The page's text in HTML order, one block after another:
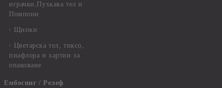
играчки,Пухкава тел и
Помпони
Щипки
Цветарска тел, тиксо,
пиафлора и хартии за
опаковане
Ембосинг / Релеф